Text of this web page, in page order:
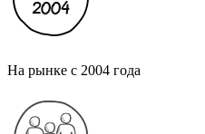
На рынке с 2004 года